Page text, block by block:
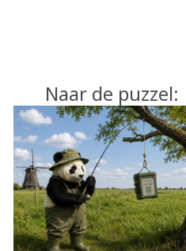
Naar de puzzel: